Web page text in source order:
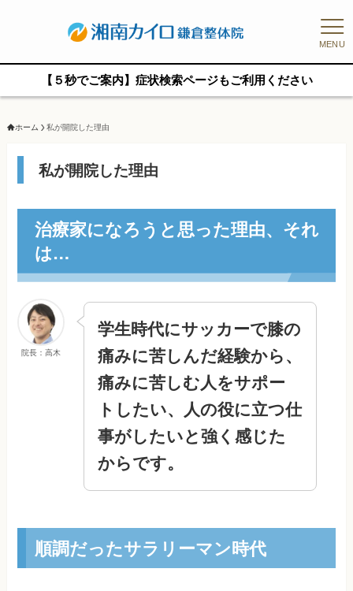
MENU
【５秒でご案内】症状検索ページもご利用ください
ホーム 私が開院した理由
私が開院した理由
治療家になろうと思った理由、それ
は…
院長：高木
学生時代にサッカーで膝の
痛みに苦しんだ経験から、
痛みに苦しむ人をサポー
トしたい、人の役に立つ仕
事がしたいと強く感じた
からです。
順調だったサラリーマン時代